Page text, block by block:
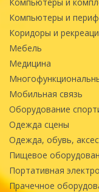
Компьютеры и
Коридоры и
Мебель
Медицина
Мобильная связь
Оборудование
Одежда сцены
Одежда, обувь,
Пищевое
Портативная
Прачечное